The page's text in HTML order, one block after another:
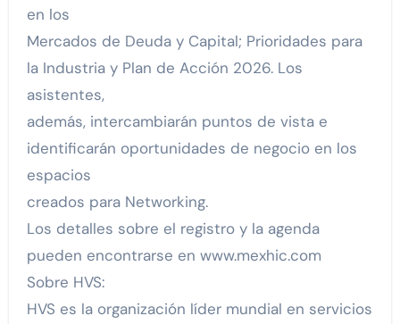
en los
Mercados de Deuda y Capital; Prioridades para
la Industria y Plan de Acción 2026. Los
asistentes,
además, intercambiarán puntos de vista e
identificarán oportunidades de negocio en los
espacios
creados para Networking.
Los detalles sobre el registro y la agenda
pueden encontrarse en www.mexhic.com
Sobre HVS:
HVS es la organización líder mundial en servicios